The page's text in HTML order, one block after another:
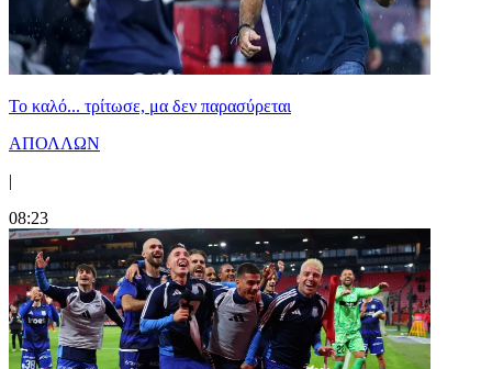
Το καλό... τρίτωσε, μα δεν παρασύρεται
ΑΠΟΛΛΩΝ
|
08:23